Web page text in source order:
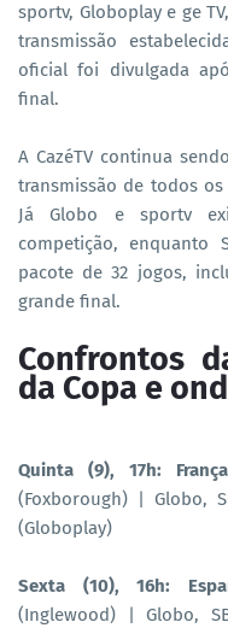
sportv, Globoplay e ge
transmissão
oficial foi divulgada
final.
A CazéTV continua
transmissão de todos
Já Globo e sportv
competição, enquanto
pacote de 32 jogos,
grande final.
Confrontos
da Copa e
Quinta (9), 17h:
(Foxborough) | Globo,
(Globoplay)
Sexta (10), 16h:
(Inglewood) | Globo,